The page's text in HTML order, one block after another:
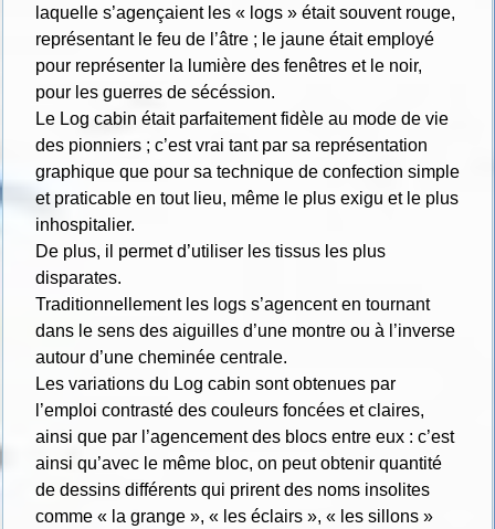
laquelle s’agençaient les « logs » était souvent rouge,
représentant le feu de l’âtre ; le jaune était employé
pour représenter la lumière des fenêtres et le noir,
pour les guerres de sécéssion.
Le Log cabin était parfaitement fidèle au mode de vie
des pionniers ; c’est vrai tant par sa représentation
graphique que pour sa technique de confection simple
et praticable en tout lieu, même le plus exigu et le plus
inhospitalier.
De plus, il permet d’utiliser les tissus les plus
disparates.
Traditionnellement les logs s’agencent en tournant
dans le sens des aiguilles d’une montre ou à l’inverse
autour d’une cheminée centrale.
Les variations du Log cabin sont obtenues par
l’emploi contrasté des couleurs foncées et claires,
ainsi que par l’agencement des blocs entre eux : c’est
ainsi qu’avec le même bloc, on peut obtenir quantité
de dessins différents qui prirent des noms insolites
comme « la grange », « les éclairs », « les sillons »